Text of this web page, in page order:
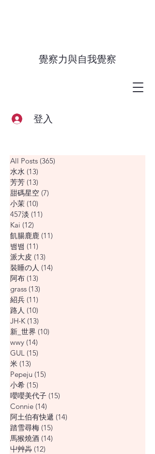
覺察力與自我覺察
登入
All Posts (365)
水水 (13)
芳芳 (13)
甜碼星空 (7)
小茉 (10)
457淡 (11)
Kai (12)
飢腸鹿鹿 (11)
뱀뱀 (11)
派大皮 (13)
裝睡の人 (14)
阿布 (13)
grass (13)
紹兵 (11)
路人 (10)
JH‧K (13)
新_世界 (10)
wwy (14)
GUL (15)
米 (13)
Pepeju (15)
小希 (15)
嚶嚶美代子 (15)
Connie (14)
阿土伯有快遞 (14)
踏雪尋梅 (15)
馬猴燒酒 (14)
屮艸芔 (12)